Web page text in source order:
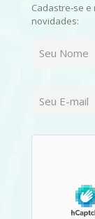
Cadastre-se
novidades: